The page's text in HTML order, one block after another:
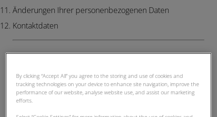
Änderungen Ihrer personenbezogenen Daten
Kontaktdaten
Verantwortlicher
Wir sind der für die Verarbeitung Ihrer
By clicking “Accept All” you agree to the storing and use of cookies and
tracking technologies on your device to enhance site navigation, improve the
performance of our website, analyse website use, and assist our marketing
efforts.